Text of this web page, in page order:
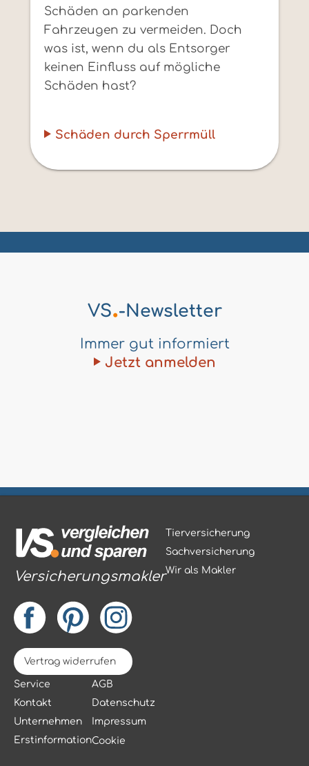
Schäden an parkenden
Fahrzeugen zu vermeiden. Doch
was ist, wenn du als Entsorger
keinen Einfluss auf mögliche
Schäden hast?
Schäden durch Sperrmüll
VS.-Newsletter
Immer gut informiert
Jetzt anmelden
Versicherungsmakler
Vertrag widerrufen
Tierversicherung
Sachversicherung
Wir als Makler
Service
Kontakt
Unternehmen
Erstinformation
AGB
Datenschutz
Impressum
Cookie